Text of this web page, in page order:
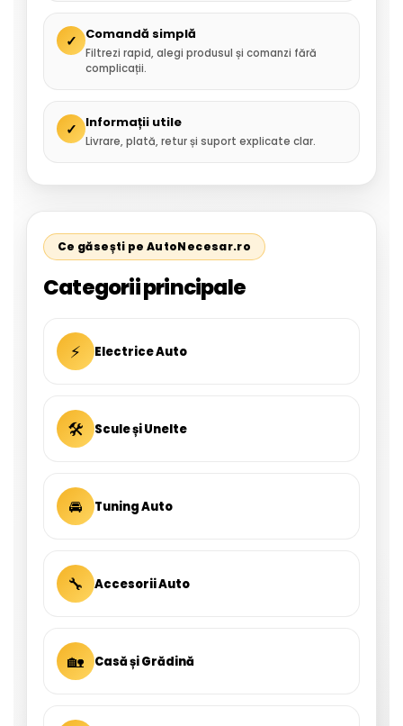
✓ Comandă simplă
Filtrezi rapid, alegi produsul și comanzi fără
complicații.
✓ Informații utile
Livrare, plată, retur și suport explicate clar.
Ce găsești pe AutoNecesar.ro
Categorii principale
⚡ Electrice Auto
🛠 Scule și Unelte
🚘 Tuning Auto
🔧 Accesorii Auto
🏡 Casă și Grădină